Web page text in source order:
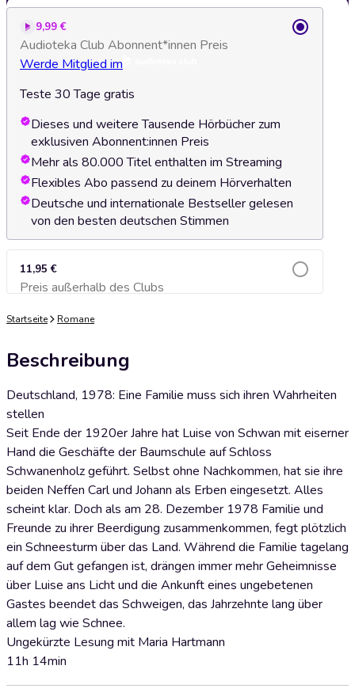
9,99 €
Audioteka Club Abonnent*innen Preis
Werde Mitglied im
Teste 30 Tage gratis
Dieses und weitere Tausende Hörbücher zum
exklusiven Abonnent:innen Preis
Mehr als 80.000 Titel enthalten im Streaming
Flexibles Abo passend zu deinem Hörverhalten
Deutsche und internationale Bestseller gelesen
von den besten deutschen Stimmen
11,95 €
Preis außerhalb des ClubsZum Warenkorb hinzufügen
Startseite Romane
Beschreibung
Deutschland, 1978: Eine Familie muss sich ihren Wahrheiten
stellen
Seit Ende der 1920er Jahre hat Luise von Schwan mit eiserner
Hand die Geschäfte der Baumschule auf Schloss
Schwanenholz geführt. Selbst ohne Nachkommen, hat sie ihre
beiden Neffen Carl und Johann als Erben eingesetzt. Alles
scheint klar. Doch als am 28. Dezember 1978 Familie und
Freunde zu ihrer Beerdigung zusammenkommen, fegt plötzlich
ein Schneesturm über das Land. Während die Familie tagelang
auf dem Gut gefangen ist, drängen immer mehr Geheimnisse
über Luise ans Licht und die Ankunft eines ungebetenen
Gastes beendet das Schweigen, das Jahrzehnte lang über
allem lag wie Schnee.
Ungekürzte Lesung mit Maria Hartmann
11h 14min